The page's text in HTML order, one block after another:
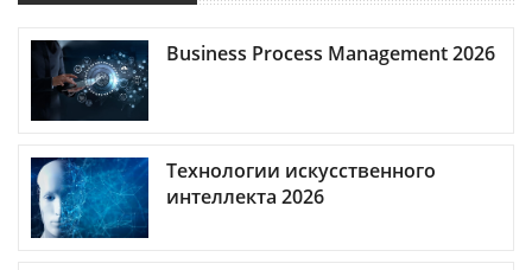
Business Process Management 2026
Технологии искусственного
интеллекта 2026